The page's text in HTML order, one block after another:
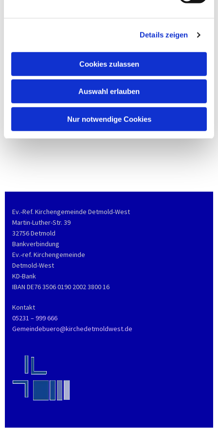
Details zeigen
Cookies zulassen
Auswahl erlauben
Nur notwendige Cookies
Ev.-Ref. Kirchengemeinde Detmold-West
Martin-Luther-Str. 39
32756 Detmold
Bankverbindung
Ev.-ref. Kirchengemeinde
Detmold-West
KD-Bank
IBAN DE76 3506 0190 2002 3800 16
Kontakt
05231 – 999 666
Gemeindebuero@kirchedetmoldwest.de